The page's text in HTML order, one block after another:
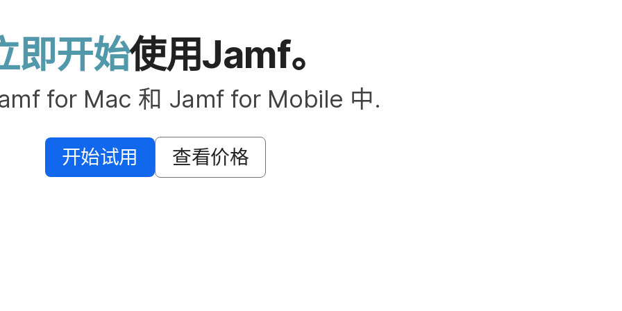
即​开始使用Jamf。
for Mac 和 Jamf for Mobile 中​.
开始​试用 查​看​价格